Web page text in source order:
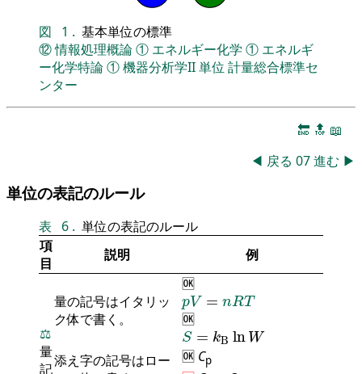
図 1 . 基本単位の標準
⑫情報処理概論① エネルギー化学 ① エネルギ
ー化学特論①機器分析学II単位 計量総合標準セ
ンター
🔚 🔝 📖
◀ 戻る 07進む ▶
単位の表記のルール
表 6 . 単位の表記のルール
項
目
説明 例
⚖️
量
記
量の記号はイタリッ
ク体で書く。
🆗
pV = nRT
pV= RT
🆗
S = kB ln W
S= Bln W
添え字の記号はロー
🆗 Cp